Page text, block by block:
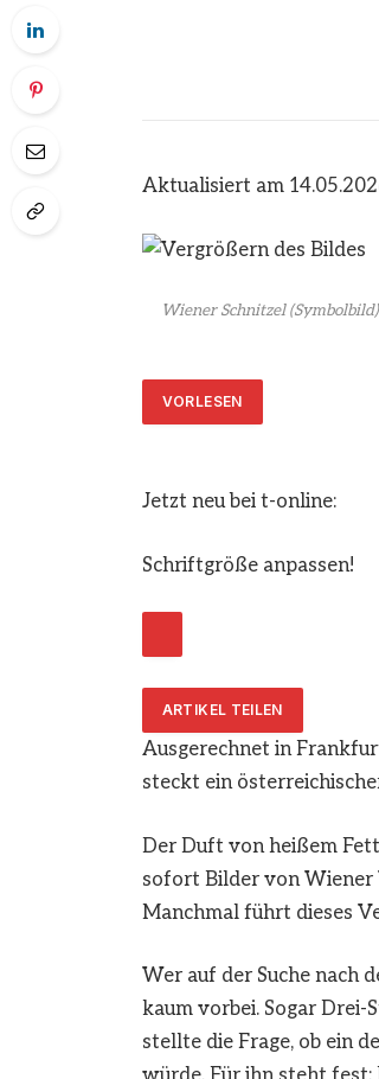
Aktualisiert am
Wiener Schnitzel
VORLESEN
Jetzt neu bei t-online:
Schriftgröße anpassen!
ARTIKEL TEILEN
Ausgerechnet in
steckt ein
Der Duft von heißem
sofort Bilder von Wiener
Manchmal führt dieses
Wer auf der Suche nach
kaum vorbei. Sogar Drei-
stellte die Frage, ob ein